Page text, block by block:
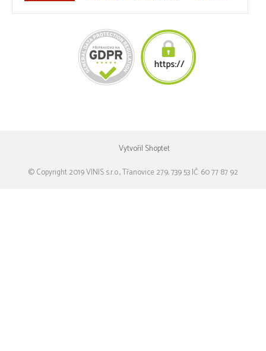
Vytvořil Shoptet
© Copyright 2019 VINIS s.r.o., Třanovice 279, 739 53 IČ: 60 77 87 92